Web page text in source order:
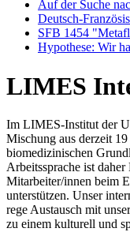
Auf der Suche
Deutsch-
SFB 1454
Hypothese: Wir
LIMES
Im LIMES-Institut der
Mischung aus derzeit
biomedizinischen
Arbeitssprache ist
Mitarbeiter/innen beim
unterstützen. Unser
rege Austausch mit
zu einem kulturell und